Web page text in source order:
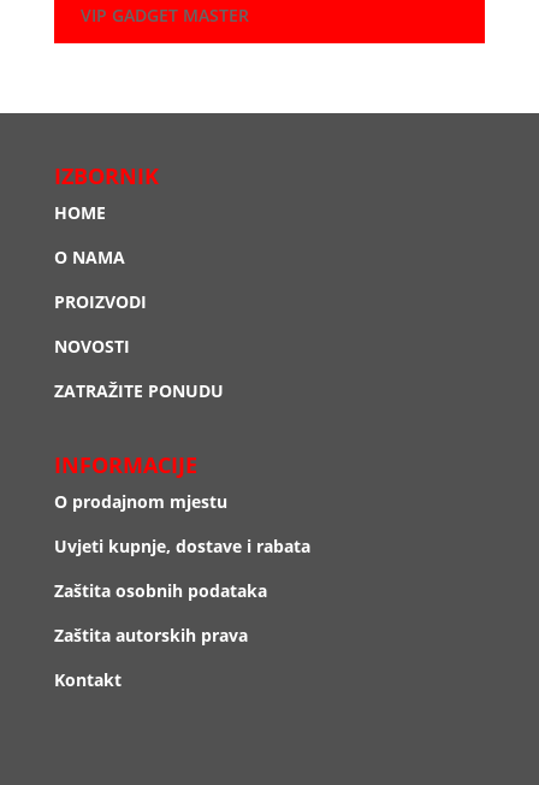
VIP GADGET MASTER
IZBORNIK
HOME
O NAMA
PROIZVODI
NOVOSTI
ZATRAŽITE PONUDU
INFORMACIJE
O prodajnom mjestu
Uvjeti kupnje, dostave i rabata
Zaštita osobnih podataka
Zaštita autorskih prava
Kontakt